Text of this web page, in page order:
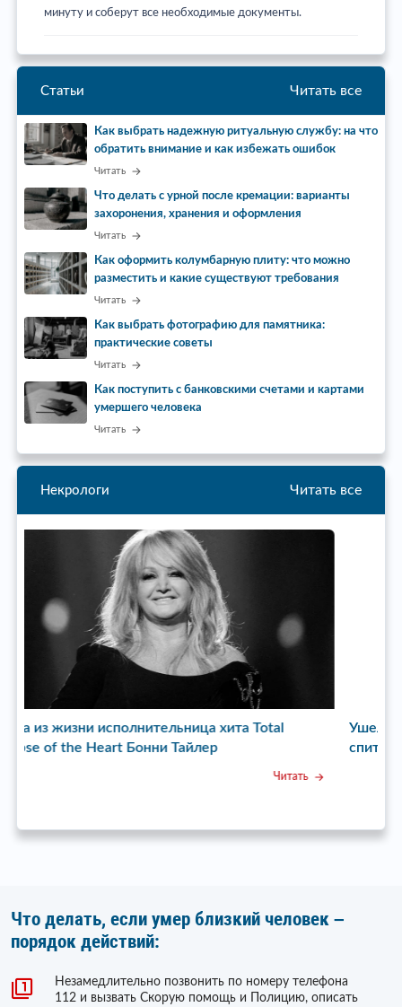
минуту и соберут все необходимые документы.
Статьи Читать все
Как выбрать надежную ритуальную службу: на что
обратить внимание и как избежать ошибок
Читать
Что делать с урной после кремации: варианты
захоронения, хранения и оформления
Читать
Как оформить колумбарную плиту: что можно
разместить и какие существуют требования
Читать
Как выбрать фотографию для памятника:
практические советы
Читать
Как поступить с банковскими счетами и картами
умершего человека
Читать
Некрологи Читать все
Ушел из жизни режиссер сериала «Пока станица
спит» Бата Недич
Читать
Что делать, если умер близкий человек –
порядок действий:
Незамедлительно позвонить по номеру телефона
112 и вызвать Скорую помощь и Полицию, описать